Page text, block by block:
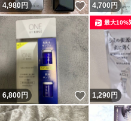
4,980円 いいね！
4,700 円
6,800円 いいね！
1,290円
最大10%